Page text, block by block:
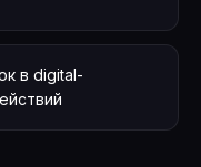
в digital-